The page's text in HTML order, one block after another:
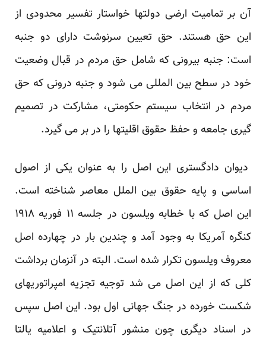
آن بر تمامیت ارضی دولتها خواستار تفسیر محدودی از
این حق هستند. حق تعیین سرنوشت دارای دو جنبه
است: جنبه بیرونی که شامل حق مردم در قبال وضعیت
خود در سطح بین المللی می شود و جنبه درونی که حق
مردم در انتخاب سیستم حکومتی، مشارکت در تصمیم
گیری جامعه و حفظ حقوق اقلیتها را در بر می گیرد.
دیوان دادگستری این اصل را به عنوان یکی از اصول
اساسی و پایه حقوق بین الملل معاصر شناخته است.
این اصل که با خطابه ویلسون در جلسه ۱۱ فوریه ۱۹۱۸
کنگره آمریکا به وجود آمد و چندین بار در چهارده اصل
معروف ویلسون تکرار شده است. البته در آنزمان برداشت
کلی که از این اصل می شد توجیه تجزیه امپراتوریهای
شکست خورده در جنگ جهانی اول بود. این اصل سپس
در اسناد دیگری چون منشور آتلانتیک و اعلامیه یالتا